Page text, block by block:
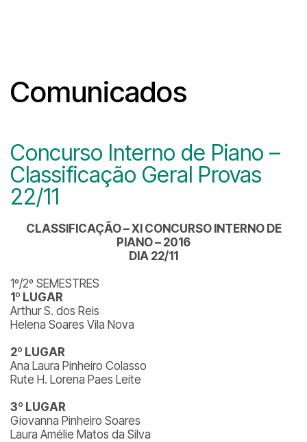
Comunicados
Concurso Interno de Piano –
Classificação Geral Provas
22/11
CLASSIFICAÇÃO – XI CONCURSO INTERNO DE
PIANO – 2016
DIA 22/11
1º/2º SEMESTRES
1º LUGAR
Arthur S. dos Reis
Helena Soares Vila Nova
2º LUGAR
Ana Laura Pinheiro Colasso
Rute H. Lorena Paes Leite
3º LUGAR
Giovanna Pinheiro Soares
Laura Amélie Matos da Silva